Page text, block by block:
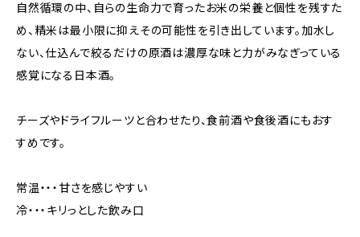
自然循環の中、自らの生命力で育ったお米の栄養と個性を残すた
め、精米は最小限に抑えその可能性を引き出しています。加水し
ない、仕込んで絞るだけの原酒は濃厚な味と力がみなぎっている
感覚になる日本酒。
チーズやドライフルーツと合わせたり、食前酒や食後酒にもおす
すめです。
常温・・・甘さを感じやすい
冷・・・キリっとした飲み口